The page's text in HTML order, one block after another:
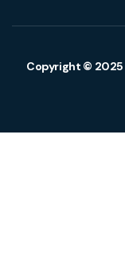
Copyright © 2025